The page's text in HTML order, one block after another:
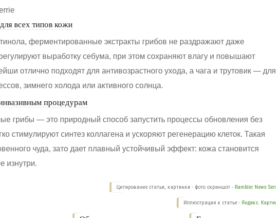
всех типов кожи
ферментированные экстракты грибов не раздражают даже
выработку себума, при этом сохраняют влагу и повышают
отлично подходят для антивозрастного ухода, а чага и трутовик — для
зимнего холода или активного солнца.
процедурам
грибы — это природный способ запустить процессы обновления без
стимулируют синтез коллагена и ускоряют регенерацию клеток. Такая
чуда, зато дает плавный устойчивый эффект: кожа становится
изнутри.
Цитирование статьи, картинки - фото скриншот - Rambler News
Иллюстрация к статье - Яндекс.